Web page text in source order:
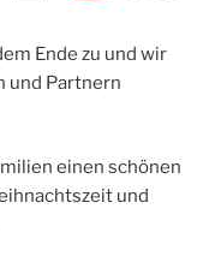
Ende zu und wir
und Partnern
einen schönen
und